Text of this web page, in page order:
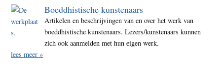
Boeddhistische kunstenaars
Artikelen en beschrijvingen van en over het werk van
boeddhistische kunstenaars. Lezers/kunstenaars kunnen
zich ook aanmelden met hun eigen werk.
lees meer »